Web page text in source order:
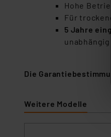
Hohe
Für
5 Jahre
Die
Weitere Modelle